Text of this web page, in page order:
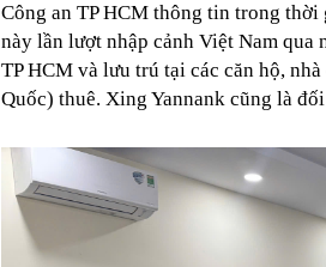
Công an TP HCM thông tin trong
này lần lượt nhập cảnh Việt Nam qua
TP HCM và lưu trú tại các căn hộ,
Quốc) thuê. Xing Yannank cũng là